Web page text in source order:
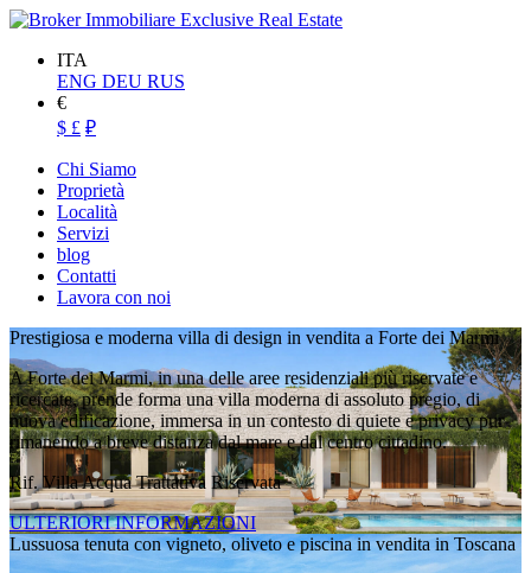
ITA
ENG DEU RUS
€
$ £ ₽
Chi Siamo
Proprietà
Località
Servizi
blog
Contatti
Lavora con noi
Prestigiosa e moderna villa di design in vendita a Forte dei Marmi
A Forte dei Marmi, in una delle aree residenziali più riservate e
ricercate, prende forma una villa moderna di assoluto pregio, di
nuova edificazione, immersa in un contesto di quiete e privacy pur
rimanendo a breve distanza dal mare e dal centro cittadino.
Rif. Villa AcquaTrattativa Riservata
ULTERIORI INFORMAZIONI
Lussuosa tenuta con vigneto, oliveto e piscina in vendita in Toscana